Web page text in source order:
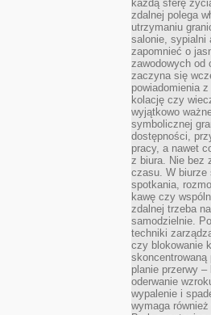
każdą sferę
zdalnej polega
utrzymaniu
salonie, sypialni
zapomnieć o
zawodowych od
zaczyna się
powiadomienia
kolację czy
wyjątkowo
symbolicznej
dostępności,
pracy, a nawet
z biura. Nie bez
czasu. W biurze
spotkania,
kawę czy
zdalnej trzeba
samodzielnie.
techniki
czy blokowanie
planie przerwy
oderwanie
wypalenie i
wymaga